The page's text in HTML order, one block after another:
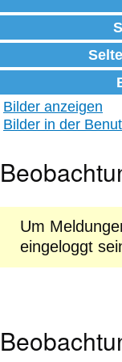
Bilder anzeigen
Bilder in der
Um
eingeloggt